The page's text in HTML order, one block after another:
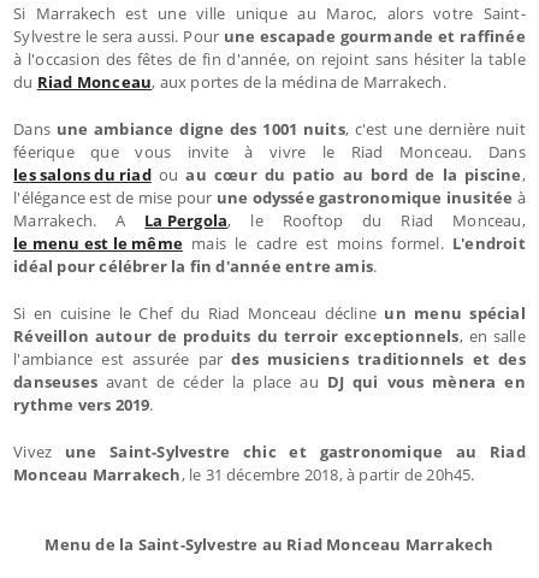
Si Marrakech est une ville unique au Maroc, alors votre Saint-
Sylvestre le sera aussi. Pour une escapade gourmande et raffinée
à l'occasion des fêtes de fin d'année, on rejoint sans hésiter la table
du Riad Monceau, aux portes de la médina de Marrakech.
Dans une ambiance digne des 1001 nuits, c'est une dernière nuit
féerique que vous invite à vivre le Riad Monceau. Dans
les salons du riadouau cœur du patio au bord de la piscine,
l'élégance est de mise pour une odyssée gastronomique inusitée à
Marrakech. A La Pergola, le Rooftop du Riad Monceau,
le menu est le mêmemais le cadre est moins formel.L'endroit
idéal pour célébrer la fin d'année entre amis.
Si en cuisine le Chef du Riad Monceau décline un menu spécial
Réveillon autour de produits du terroir exceptionnels, en salle
l'ambiance est assurée pardes musiciens traditionnels et des
danseusesavant de céder la place au DJ qui vous mènera en
rythme vers 2019.
Vivez une Saint-Sylvestre chic et gastronomique au Riad
Monceau Marrakech, le 31 décembre 2018, à partir de 20h45.
Menu de la Saint-Sylvestre au Riad Monceau Marrakech